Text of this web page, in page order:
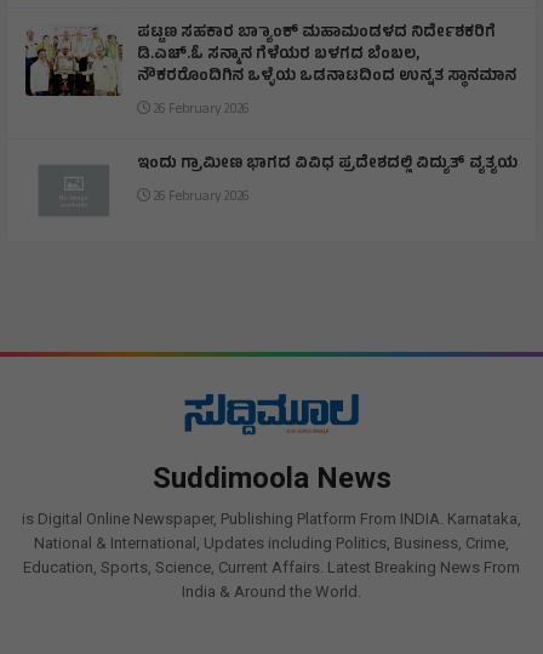
ಪಟ್ಟಣ ಸಹಕಾರ ಬ್ಯಾಾಂಕ್ ಮಹಾಮಂಡಳದ ನಿರ್ದೇಶಕರಿಗೆ
ಡಿ.ಎಚ್.ಓ ಸನ್ಮಾನ ಗೆಳೆಯರ ಬಳಗದ ಬೆಂಬಲ,
ನೌಕರರೊಂದಿಗಿನ ಒಳ್ಳೆಯ ಒಡನಾಟದಿಂದ ಉನ್ನತ ಸ್ಥಾನಮಾನ
26 February 2026
ಇಂದು ಗ್ರಾಮೀಣ ಭಾಗದ ವಿವಿಧ ಪ್ರದೇಶದಲ್ಲಿ ವಿದ್ಯುತ್ ವ್ಯತ್ಯಯ
26 February 2026
Suddimoola News
is Digital Online Newspaper, Publishing Platform From INDIA. Karnataka,
National & International, Updates including Politics, Business, Crime,
Education, Sports, Science, Current Affairs. Latest Breaking News From
India & Around the World.